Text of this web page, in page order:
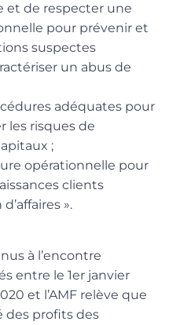
et de respecter une
pour prévenir et
suspectes
un abus de
adéquates pour
les risques de
;
opérationnelle pour
clients
».
à l’encontre
entre le 1er janvier
et l’AMF relève que
des profits des